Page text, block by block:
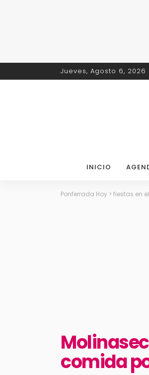
Jueves, Agosto 6, 2026
INICIO
Ponferrada Hoy > fiestas en
comida